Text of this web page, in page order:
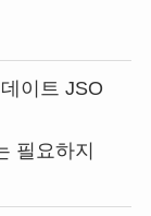
이트 JSO
필요하지